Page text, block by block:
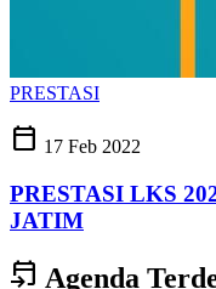
PRESTASI
calendar_today 17 Feb 2022
PRESTASI LKS
JATIM
event_upcoming Agenda